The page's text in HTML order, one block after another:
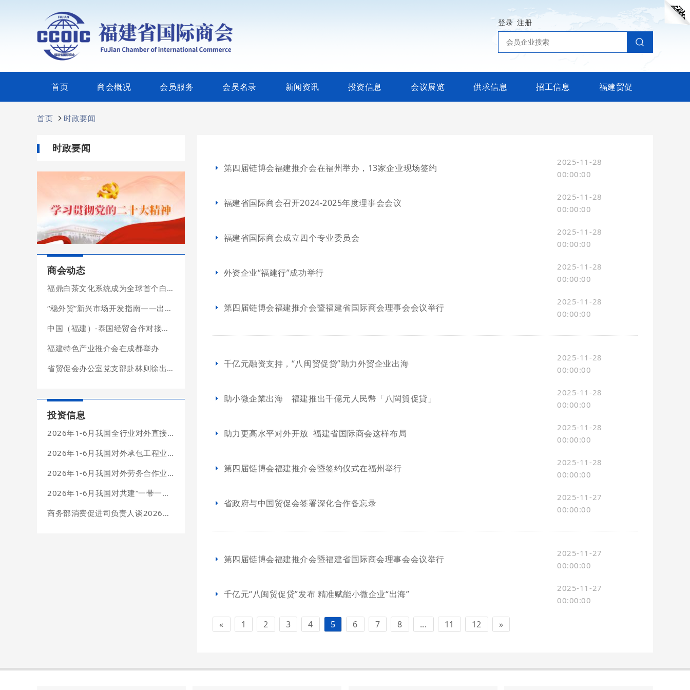
登录 注册
首页 商会概况 会员服务 会员名录 新闻资讯 投资信息 会议展览 供求信息 招工信息 福建贸促
首页 时政要闻
时政要闻
商会动态
福鼎白茶文化系统成为全球首个白茶类农业文化遗产
“稳外贸”新兴市场开发指南——出口潜力篇
中国（福建）-泰国经贸合作对接会在泰国成功举办
福建特色产业推介会在成都举办
省贸促会办公室党支部赴林则徐出生地纪念馆开展主题党日活动
投资信息
2026年1-6月我国全行业对外直接投资简明统计
2026年1-6月我国对外承包工程业务简明统计
2026年1-6月我国对外劳务合作业务简明统计
2026年1-6月我国对共建“一带一路”国家投资合作情况
商务部消费促进司负责人谈2026年上半年我国消费市场情况
第四届链博会福建推介会在福州举办，13家企业现场签约
2025-11-28
00:00:00
福建省国际商会召开2024-2025年度理事会会议
2025-11-28
00:00:00
福建省国际商会成立四个专业委员会
2025-11-28
00:00:00
外资企业“福建行”成功举行
2025-11-28
00:00:00
第四届链博会福建推介会暨福建省国际商会理事会会议举行
2025-11-28
00:00:00
千亿元融资支持，“八闽贸促贷”助力外贸企业出海
2025-11-28
00:00:00
助小微企業出海 福建推出千億元人民幣「八閩貿促貸」
2025-11-28
00:00:00
助力更高水平对外开放 福建省国际商会这样布局
2025-11-28
00:00:00
第四届链博会福建推介会暨签约仪式在福州举行
2025-11-28
00:00:00
省政府与中国贸促会签署深化合作备忘录
2025-11-27
00:00:00
第四届链博会福建推介会暨福建省国际商会理事会会议举行
2025-11-27
00:00:00
千亿元“八闽贸促贷”发布 精准赋能小微企业“出海”
2025-11-27
00:00:00
« 1 2 3 4 5 6 7 8 ... 11 12 »